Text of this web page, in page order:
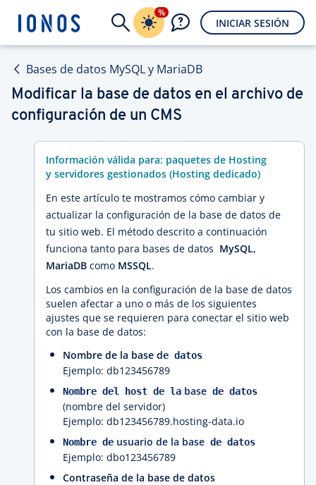
%
INICIAR SESIÓN
Bases de datos MySQL y MariaDB
Modificar la base de datos en el archivo de
configuración de un CMS
Información válida para: paquetes de Hosting
y servidores gestionados (Hosting dedicado)
En este artículo te mostramos cómo cambiar y
actualizar la configuración de la base de datos de
tu sitio web. El método descrito a continuación
funciona tanto para bases de datos MySQL,
MariaDB como MSSQL.
Los cambios en la configuración de la base de datos
suelen afectar a uno o más de los siguientes
ajustes que se requieren para conectar el sitio web
con la base de datos:
Nombre de la base de datos
Ejemplo: db123456789
Nombre del host de la base de datos
(nombre del servidor)
Ejemplo: db123456789.hosting-data.io
Nombre de usuario de la base de datos
Ejemplo: dbo123456789
Contraseña de la base de datos